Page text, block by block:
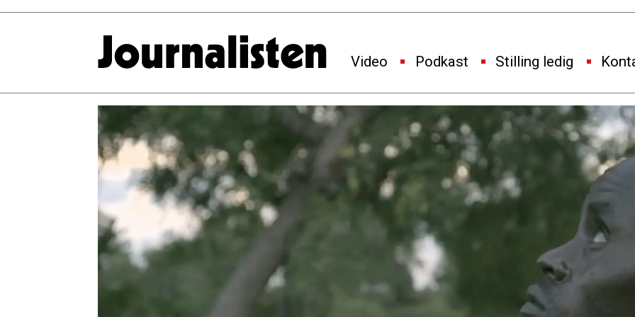
Video Podkast Stilling ledig